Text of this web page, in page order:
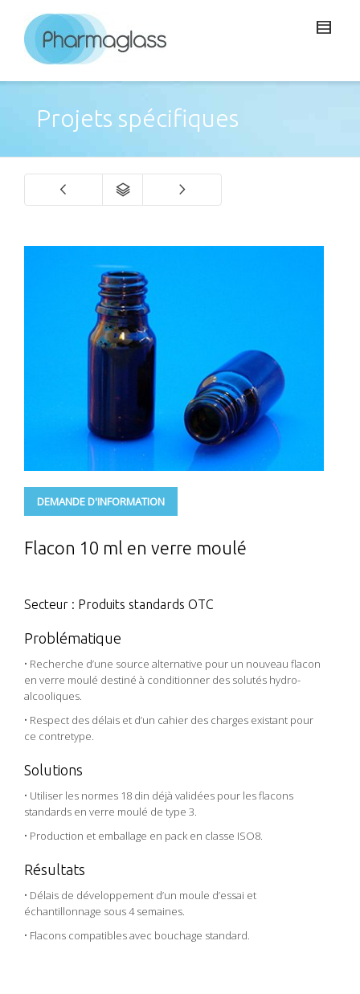
Projets spécifiques
DEMANDE D'INFORMATION
Flacon 10 ml en verre moulé
Secteur : Produits standards OTC
Problématique
• Recherche d’une source alternative pour un nouveau flacon
en verre moulé destiné à conditionner des solutés hydro-
alcooliques.
• Respect des délais et d’un cahier des charges existant pour
ce contretype.
Solutions
• Utiliser les normes 18 din déjà validées pour les flacons
standards en verre moulé de type 3.
• Production et emballage en pack en classe ISO8.
Résultats
• Délais de développement d’un moule d’essai et
échantillonnage sous 4 semaines.
• Flacons compatibles avec bouchage standard.